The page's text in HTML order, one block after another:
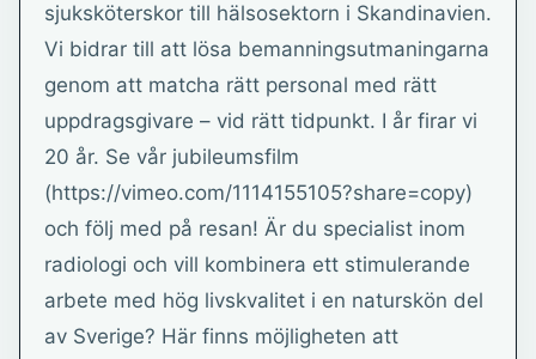
sjuksköterskor till hälsosektorn i Skandinavien.
Vi bidrar till att lösa bemanningsutmaningarna
genom att matcha rätt personal med rätt
uppdragsgivare – vid rätt tidpunkt. I år firar vi
20 år. Se vår jubileumsfilm
(https://vimeo.com/1114155105?share=copy)
och följ med på resan! Är du specialist inom
radiologi och vill kombinera ett stimulerande
arbete med hög livskvalitet i en naturskön del
av Sverige? Här finns möjligheten att